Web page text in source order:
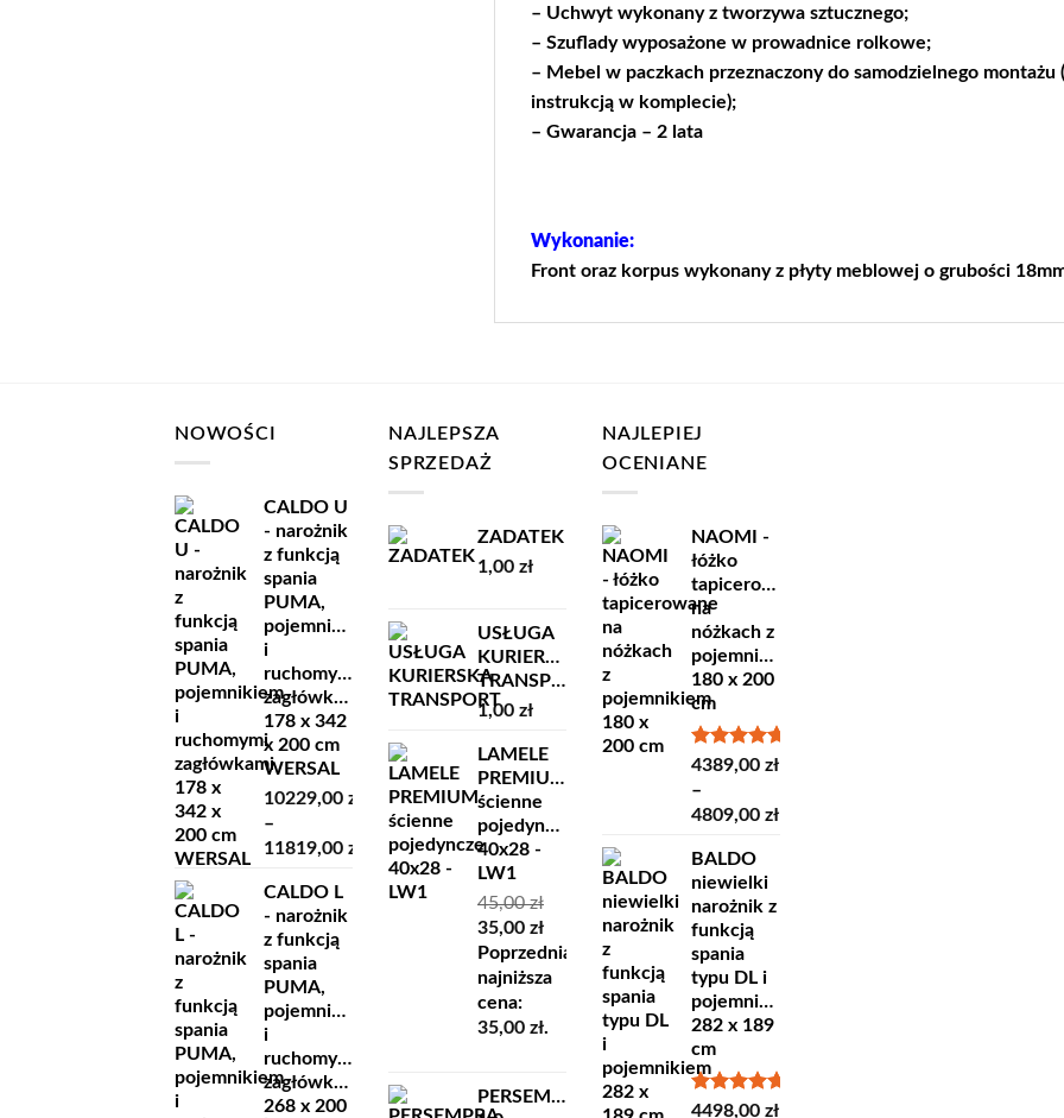
– Uchwyt wykonany z tworzywa sztucznego;
– Szuflady wyposażone w prowadnice rolkowe;
– Mebel w paczkach przeznaczony do samodzielnego
instrukcją w komplecie);
– Gwarancja – 2 lata
Wykonanie:
Front oraz korpus wykonany z płyty meblowej o grubości
NOWOŚCI
CALDO U
- narożnik
z funkcją
spania
PUMA,
pojemnikiem
i
ruchomymi
zagłówkami
178 x 342
x 200 cm
WERSAL
10229,00 zł
–
11819,00 zł
cen:
od
10229,00 zł
do
11819,00 zł
CALDO L
- narożnik
z funkcją
spania
PUMA,
pojemnikiem
i
ruchomymi
zagłówkami
268 x 200
NAJLEPSZA
SPRZEDAŻ
ZADATEK
1,00 zł
USŁUGA
KURIERSKA
TRANSPORT
1,00 zł
LAMELE
PREMIUM
ścienne
pojedyncze
40x28 -
LW1
45,00zł
Pierwotna
cena
wynosiła:
45,00 zł.
35,00 złAktualna
cena
wynosi:
35,00 zł.
Poprzednia
najniższa
cena:
35,00 zł.
PERSEMPRA
NAJLEPIEJ
OCENIANE
NAOMI -
łóżko
tapicerowane
na
nóżkach z
pojemnikiem
180 x 200
cm
Oceniono
4389,00 zł
–
4809,00 złZakres
BALDO
niewielki
narożnik z
funkcją
spania
typu DL i
pojemnikiem
282 x 189
cm
Oceniono
4498,00 zł